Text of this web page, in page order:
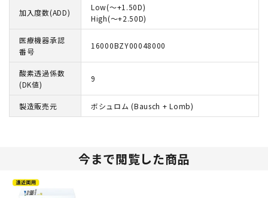
加入度数(ADD)
Low(～+1.50D)
High(～+2.50D)
医療機器承認
番号
16000BZY00048000
酸素透過係数
(DK値)
9
製造販売元 ボシュロム (Bausch + Lomb)
今まで閲覧した商品